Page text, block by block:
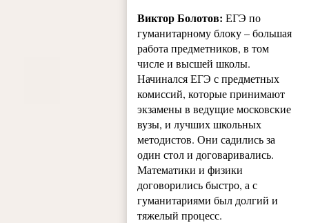
Виктор Болотов:ЕГЭ по
гуманитарному блоку – большая
работа предметников, в том
числе и высшей школы.
Начинался ЕГЭ с предметных
комиссий, которые принимают
экзамены в ведущие московские
вузы, и лучших школьных
методистов. Они садились за
один стол и договаривались.
Математики и физики
договорились быстро, а с
гуманитариями был долгий и
тяжелый процесс.